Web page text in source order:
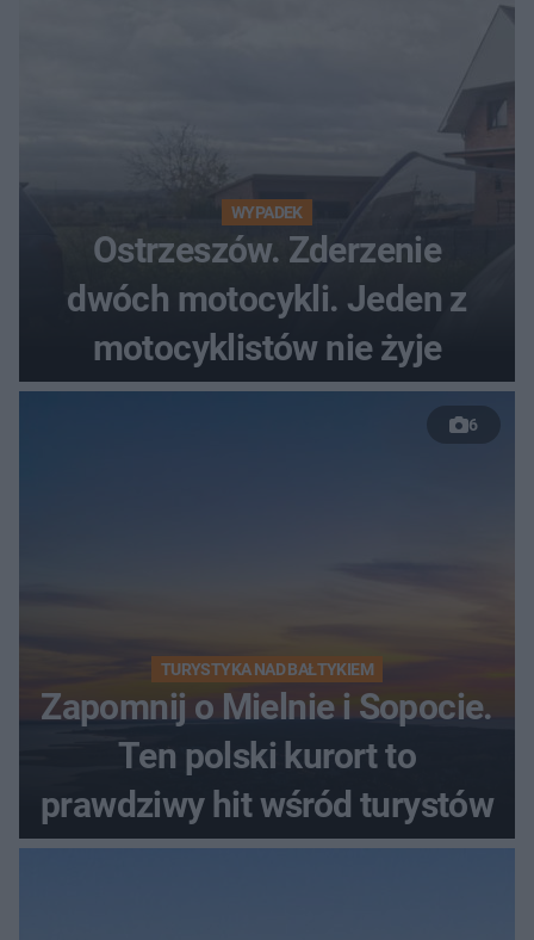
WYPADEK
Ostrzeszów. Zderzenie
dwóch motocykli. Jeden z
motocyklistów nie żyje
6
TURYSTYKA NAD BAŁTYKIEM
Zapomnij o Mielnie i Sopocie.
Ten polski kurort to
prawdziwy hit wśród turystów